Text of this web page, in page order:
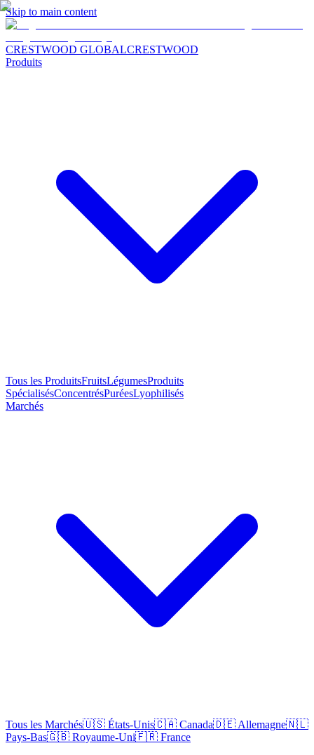
Skip to main content
CRESTWOOD GLOBALCRESTWOOD
Produits
Tous les ProduitsFruitsLégumesProduits
SpécialisésConcentrésPuréesLyophilisés
Marchés
Tous les Marchés🇺🇸 États-Unis🇨🇦 Canada🇩🇪 Allemagne🇳🇱
Pays-Bas🇬🇧 Royaume-Uni🇫🇷 France